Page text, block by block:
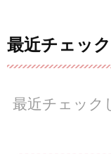
最近チェッ
最近チェック